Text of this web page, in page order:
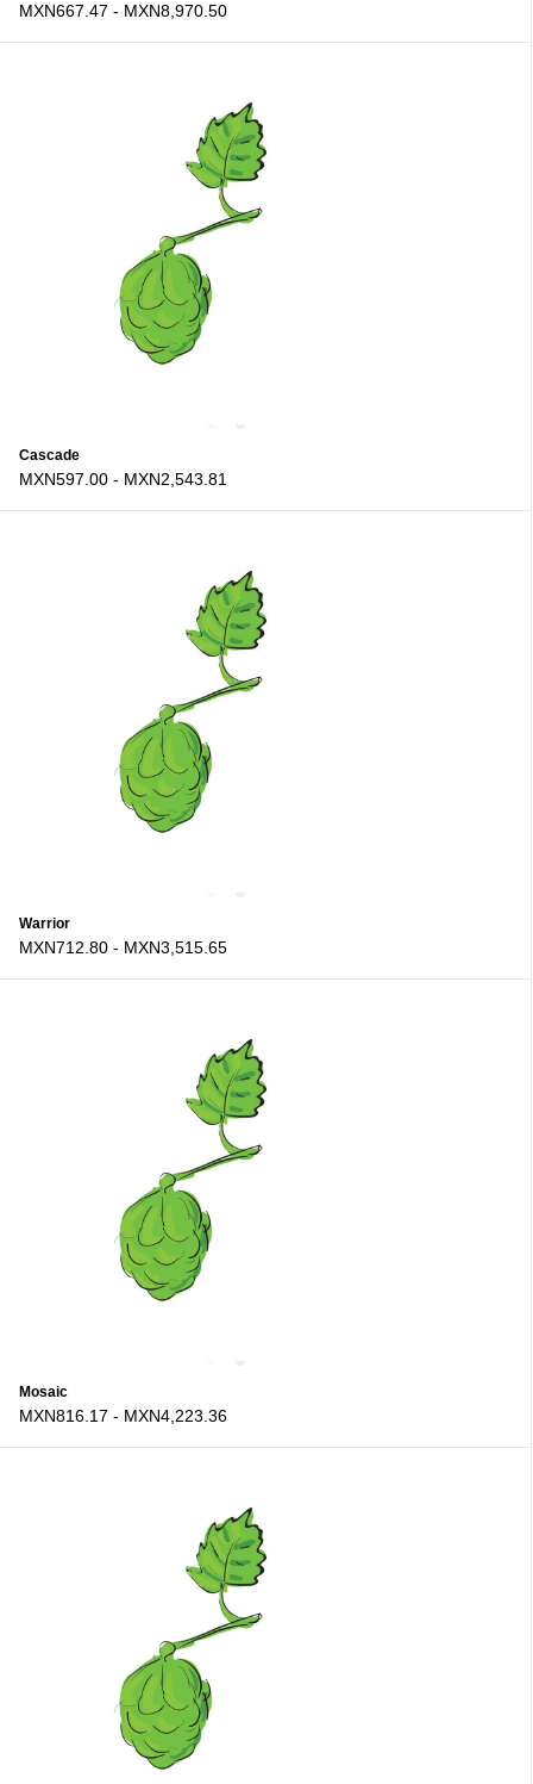
MXN667.47- MXN8,970.50
Cascade
MXN597.00- MXN2,543.81
Warrior
MXN712.80- MXN3,515.65
Mosaic
MXN816.17- MXN4,223.36